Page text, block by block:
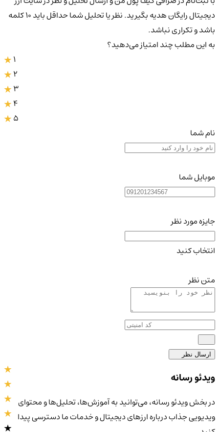
دیجیتال رایگان هدیه بگیرید. نظر یا تحلیل شما حداقل باید ۱۰ کلمه
باشد و تکراری نباشد.
به این مطلب چند امتیاز می‌دهید؟
3
4
5
نام شما
موبایل شما
جایزه مورد نظر
انتخاب کنید
متن نظر
ارسال نظر
ویدئو رسانه
در بخش ویدئو رسانه، می‌توانید به آموزش‌ها، تحلیل‌ها و محتوای
ویدیویی جذاب درباره ارزهای دیجیتال و خدمات ما دسترسی پیدا